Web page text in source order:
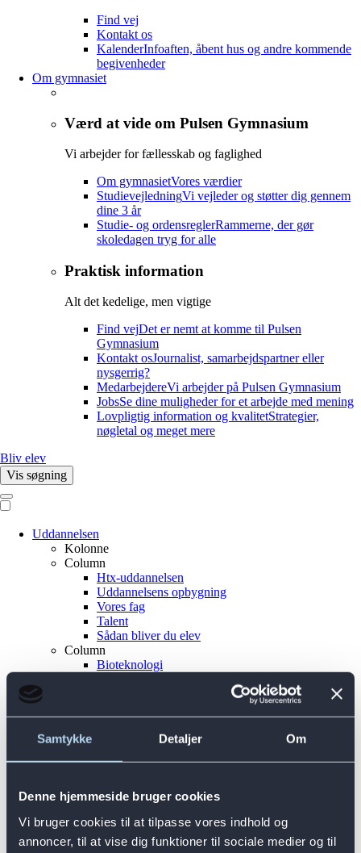
Samtykke Detaljer Om
Denne hjemmeside bruger cookies
Vi bruger cookies til at tilpasse vores indhold og
annoncer, til at vise dig funktioner til sociale medier og til
Find vej
Kontakt os
KalenderInfoaften, åbent hus og andre kommende
begivenheder
Om gymnasiet
Værd at vide om Pulsen Gymnasium
Vi arbejder for fællesskab og faglighed
Om gymnasietVores værdier
StudievejledningVi vejleder og støtter dig gennem
dine 3 år
Studie- og ordensreglerRammerne, der gør
skoledagen tryg for alle
Praktisk information
Alt det kedelige, men vigtige
Find vejDet er nemt at komme til Pulsen
Gymnasium
Kontakt osJournalist, samarbejdspartner eller
nysgerrig?
MedarbejdereVi arbejder på Pulsen Gymnasium
JobsSe dine muligheder for et arbejde med mening
Lovpligtig information og kvalitetStrategier,
nøgletal og meget mere
Bliv elev
Vis søgning
Uddannelsen
Kolonne
Column
Htx-uddannelsen
Uddannelsens opbygning
Vores fag
Talent
Sådan bliver du elev
Column
Bioteknologi
Kommunikation
HTX+
Studieliv
Column
Studielivet på gymnasiet